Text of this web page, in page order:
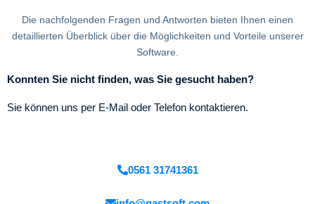
Die nachfolgenden Fragen und Antworten bieten Ihnen einen
detaillierten Überblick über die Möglichkeiten und Vorteile unserer
Software.
Konnten Sie nicht finden, was Sie gesucht haben?
Sie können uns per E-Mail oder Telefon kontaktieren.
0561 31741361